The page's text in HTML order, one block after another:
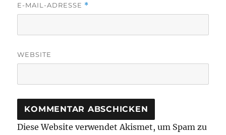
E-MAIL-ADRESSE *
WEBSITE
Diese Website verwendet Akismet, um Spam zu